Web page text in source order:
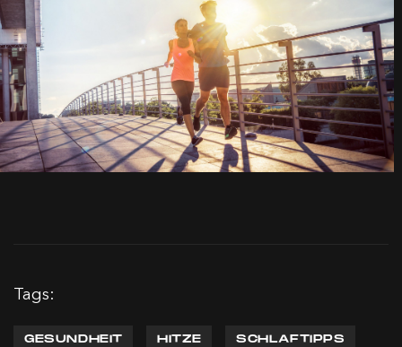
Tags:
GESUNDHEIT HITZE SCHLAFTIPPS